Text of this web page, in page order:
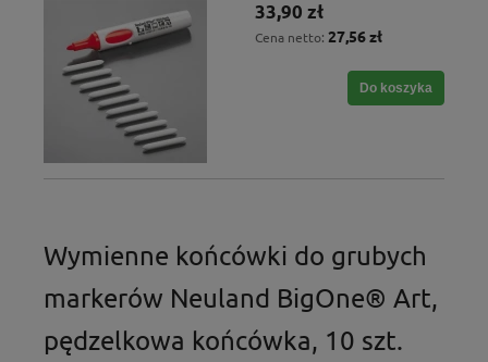
33,90 zł
Cena netto: 27,56 zł
Do koszyka
Wymienne końcówki do grubych
markerów Neuland BigOne® Art,
pędzelkowa końcówka, 10 szt.